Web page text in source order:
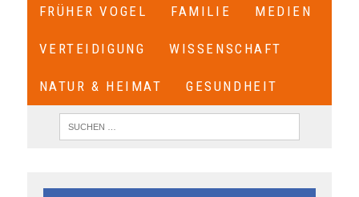
FRÜHER VOGEL FAMILIE MEDIEN
VERTEIDIGUNG WISSENSCHAFT
NATUR & HEIMAT GESUNDHEIT